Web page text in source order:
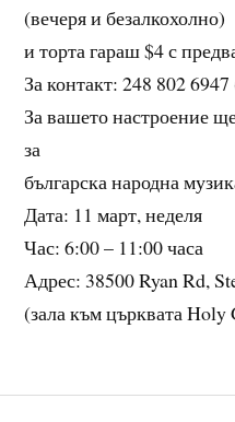
(вечеря и безалкохолно)
и торта гараш $4 с
За контакт: 248 802
За вашето настроение
за
българска народна
Дата: 11 март, неделя
Час: 6:00 – 11:00 часа
Адрес: 38500 Ryan Rd,
(зала към църквата